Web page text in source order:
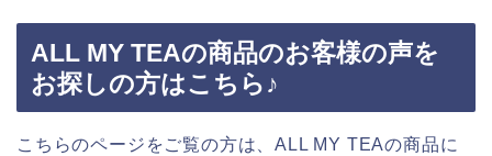
ALL MY TEAの商品のお客様の声を
お探しの方はこちら♪
こちらのページをご覧の方は、ALL MY TEAの商品に